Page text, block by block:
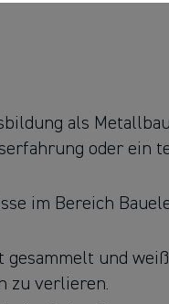
als
oder ein
im Bereich
und
zu verlieren.